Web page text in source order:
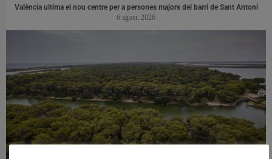
València ultima el nou centre per a persones majors del barri de Sant Antoni
6 agost, 2026